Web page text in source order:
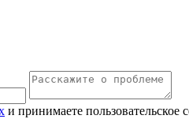
и принимаете пользовательское